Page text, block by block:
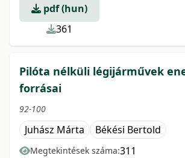
pdf (hun)
361
Pilóta nélküli légijárművek
forrásai
92-100
Juhász Márta Békési Bertold
Megtekintések száma:311